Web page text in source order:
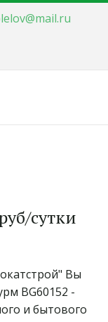
сутки
Вы
BG60152 -
и бытового